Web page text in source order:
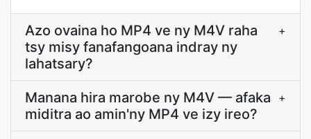
Azo ovaina ho MP4 ve ny M4V raha
tsy misy fanafangoana indray ny
lahatsary?
+
Manana hira marobe ny M4V — afaka
miditra ao amin'ny MP4 ve izy ireo?
+